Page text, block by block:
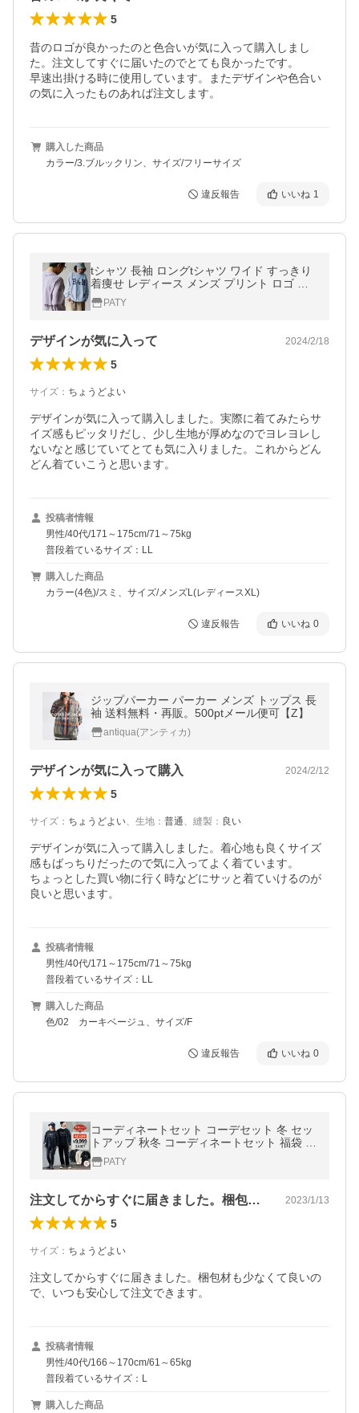
5
昔のロゴが良かったのと色合いが気に入って購入しまし
た。注文してすぐに届いたのでとても良かったです。
早速出掛ける時に使用しています。またデザインや色合い
の気に入ったものあれば注文します。
購入した商品
カラー/3.ブルックリン、サイズ/フリーサイズ
違反報告 いいね 1
tシャツ 長袖 ロングtシャツ ワイド すっきり
着痩せ レディース メンズ プリント ロゴ し
っかり 丈夫 柔らか 綿100 TOneontoNE トー
ン PATY
デザインが気に入って 2024/2/18
5
サイズ ： ちょうどよい
デザインが気に入って購入しました。実際に着てみたらサ
イズ感もピッタリだし、少し生地が厚めなのでヨレヨレし
ないなと感じていてとても気に入りました。これからどん
投稿者情報
男性/40代/171～175cm/71～75kg
普段着ているサイズ：LL
購入した商品
カラー(4色)/スミ、サイズ/メンズL(レディースXL)
違反報告 いいね 0
ジップパーカー パーカー メンズ トップス 長
袖 送料無料・再販。500ptメール便可【Z】
antiqua(アンティカ)
デザインが気に入って購入 2024/2/12
5
サイズ ： ちょうどよい、 生地 ： 普通、 縫製 ： 良い
デザインが気に入って購入しました。着心地も良くサイズ
感もばっちりだったので気に入ってよく着ています。
ちょっとした買い物に行く時などにサッと着ていけるのが
良いと思います。
投稿者情報
男性/40代/171～175cm/71～75kg
普段着ているサイズ：LL
購入した商品
色/02 カーキベージュ、サイズ/F
違反報告 いいね 0
コーディネートセット コーデセット 冬 セッ
トアップ 秋冬 コーディネートセット 福袋 セ
ットアップ
PATY
注文してからすぐに届きました。梱包材も… 2023/1/13
5
サイズ ： ちょうどよい
注文してからすぐに届きました。梱包材も少なくて良いの
で、いつも安心して注文できます。
投稿者情報
男性/40代/166～170cm/61～65kg
普段着ているサイズ：L
購入した商品